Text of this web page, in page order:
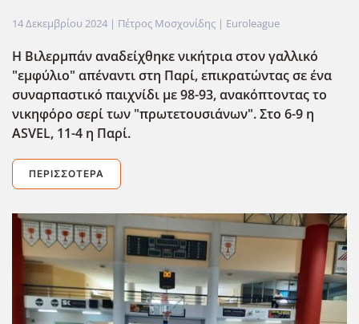
14 Δεκεμβρίου 2024 | Πέτρος Μοσχονίδης | Euroleague
Η Βιλερμπάν αναδείχθηκε νικήτρια στον γαλλικό
"εμφύλιο" απέναντι στη Παρί, επικρατώντας σε ένα
συναρπαστικό παιχνίδι με 98-93, ανακόπτοντας το
νικηφόρο σερί των "πρωτετουσιάνων". Στο 6-9 η
ASVEL, 11-4 η Παρί.
ΠΕΡΙΣΣΌΤΕΡΑ